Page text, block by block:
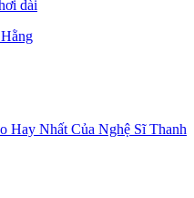
dài
Hay Nhất Của Nghệ Sĩ Thanh